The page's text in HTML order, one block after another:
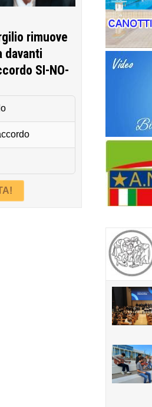
rimuove
davanti
SI-NO-